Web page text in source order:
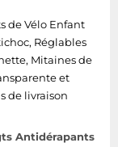
de Vélo Enfant
Réglables
Mitaines de
et
de livraison
Antidérapants